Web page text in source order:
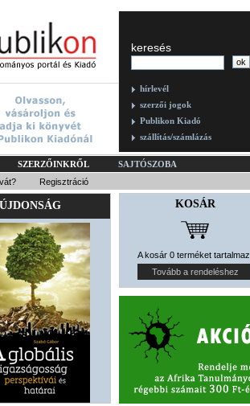
keresés
hírlevél
szerzői jogok
Publikon Kiadó
szállítás/számlázás
SZERZŐINKRŐL
SAJTÓSZOBA
Regisztráció
ÚJDONSÁG KOSÁR
A kosár 0 terméket tartalmaz.
Tovább a rendeléshez